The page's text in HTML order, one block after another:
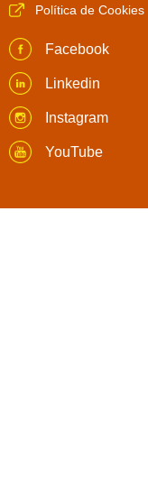
Política de Cookies
Facebook
Linkedin
Instagram
YouTube